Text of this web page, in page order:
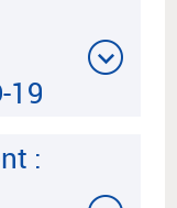
19
: